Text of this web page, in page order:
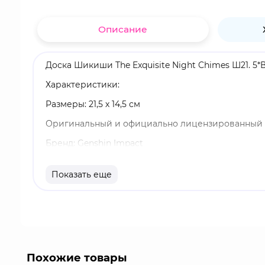
Описание
Доска Шикиши The Exquisite Night Chimes Ш21.
Характеристики:
Размеры: 21,5 х 14,5 см
Оригинальный и официально лицензированный
Бренд: Genshin Impact
мире Тейват, который является домом для семи
Показать еще
Похожие товары